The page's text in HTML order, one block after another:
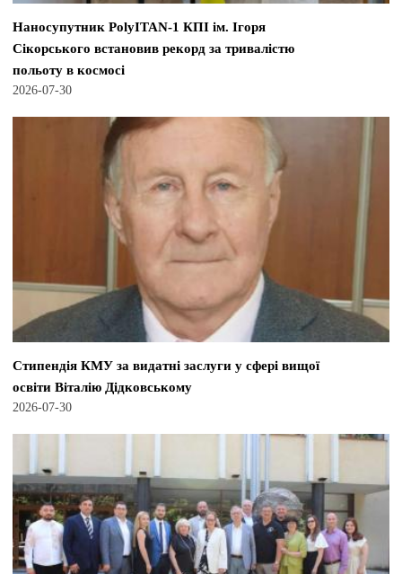
Наносупутник PolyITAN-1 КПІ ім. Ігоря
Сікорського встановив рекорд за тривалістю
польоту в космосі
2026-07-30
Стипендія КМУ за видатні заслуги у сфері вищої
освіти Віталію Дідковському
2026-07-30